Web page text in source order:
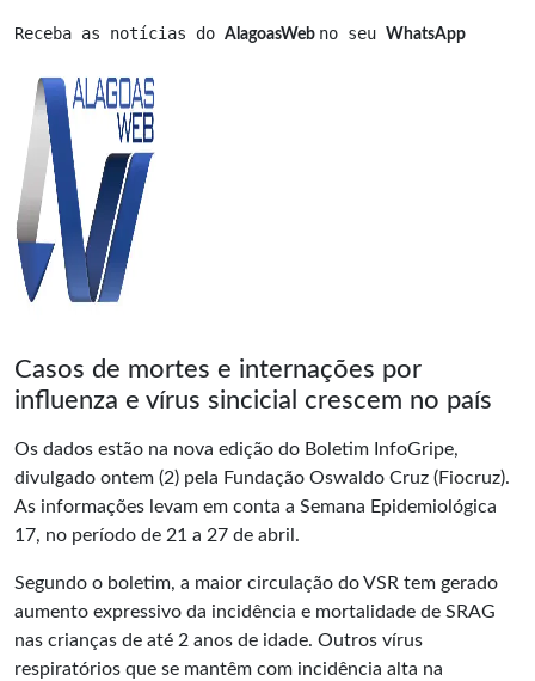
Receba as notícias do AlagoasWeb no seu WhatsApp
Casos de mortes e internações por
influenza e vírus sincicial crescem no país
Os dados estão na nova edição do Boletim InfoGripe,
divulgado ontem (2) pela Fundação Oswaldo Cruz (Fiocruz).
As informações levam em conta a Semana Epidemiológica
17, no período de 21 a 27 de abril.
Segundo o boletim, a maior circulação do VSR tem gerado
aumento expressivo da incidência e mortalidade de SRAG
nas crianças de até 2 anos de idade. Outros vírus
respiratórios que se mantêm com incidência alta na